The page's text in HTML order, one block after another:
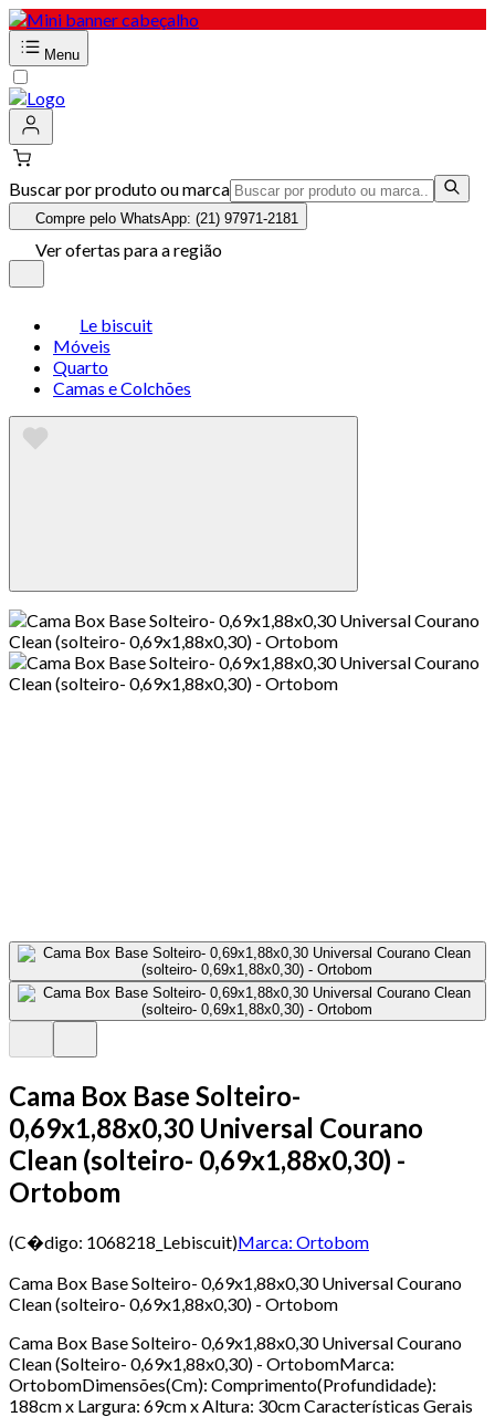
Menu
Buscar por produto ou marca
Compre pelo WhatsApp: (21) 97971-2181
Ver ofertas para a região
Le biscuit
Móveis
Quarto
Camas e Colchões
Cama Box Base Solteiro-
0,69x1,88x0,30 Universal Courano
Clean (solteiro- 0,69x1,88x0,30) -
Ortobom
(C�digo: 1068218_Lebiscuit)Marca: Ortobom
Cama Box Base Solteiro- 0,69x1,88x0,30 Universal Courano
Clean (solteiro- 0,69x1,88x0,30) - Ortobom
Cama Box Base Solteiro- 0,69x1,88x0,30 Universal Courano
Clean (Solteiro- 0,69x1,88x0,30) - OrtobomMarca:
OrtobomDimensões(Cm): Comprimento(Profundidade):
188cm x Largura: 69cm x Altura: 30cm Características Gerais